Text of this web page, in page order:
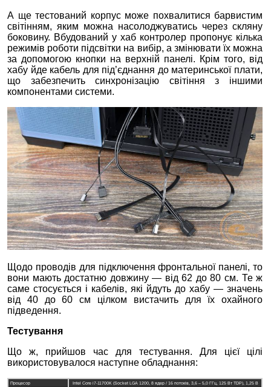
А ще тестований корпус може похвалитися барвистим
світінням, яким можна насолоджуватись через скляну
боковину. Вбудований у хаб контролер пропонує кілька
режимів роботи підсвітки на вибір, а змінювати їх можна
за допомогою кнопки на верхній панелі. Крім того, від
хабу йде кабель для під’єднання до материнської плати,
що забезпечить синхронізацію світіння з іншими
компонентами системи.
Щодо проводів для підключення фронтальної панелі, то
вони мають достатню довжину — від 62 до 80 см. Те ж
саме стосується і кабелів, які йдуть до хабу — значень
від 40 до 60 см цілком вистачить для їх охайного
підведення.
Тестування
Що ж, прийшов час для тестування. Для цієї цілі
використовувалося наступне обладнання:
Процесор
Intel Core i7-11700K (Socket LGA 1200, 8 ядер / 16 потоків, 3,6 – 5,0 ГГц, 125 Вт TDP), 1,25 В